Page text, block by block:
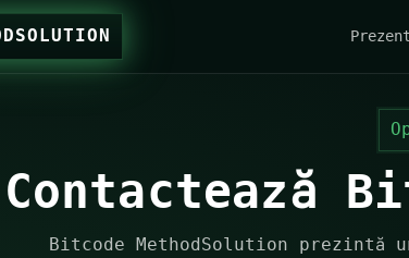
Contactează
Bitcode MethodSolution prezintă